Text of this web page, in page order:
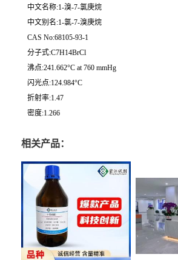
中文名称:1-溴-7-氯庚烷
中文别名:1-氯-7-溴庚烷
CAS No:68105-93-1
分子式:C7H14BrCl
沸点:241.662°C at 760 mmHg
闪光点:124.984°C
折射率:1.47
密度:1.266
相关产品：